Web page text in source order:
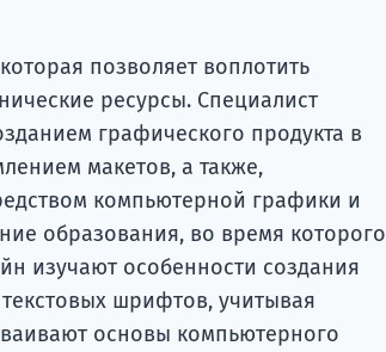
позволяет воплотить
ресурсы. Специалист
графического продукта в
макетов, а также,
компьютерной графики и
образования, во время которого
изучают особенности создания
шрифтов, учитывая
основы компьютерного